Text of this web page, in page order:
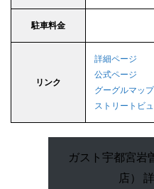
ガスト
矢板店
扱店）
駐車料金
リンク
詳細ページ
公式ページ
グーグルマップ
ストリートビ
ガスト宇都宮岩
店）